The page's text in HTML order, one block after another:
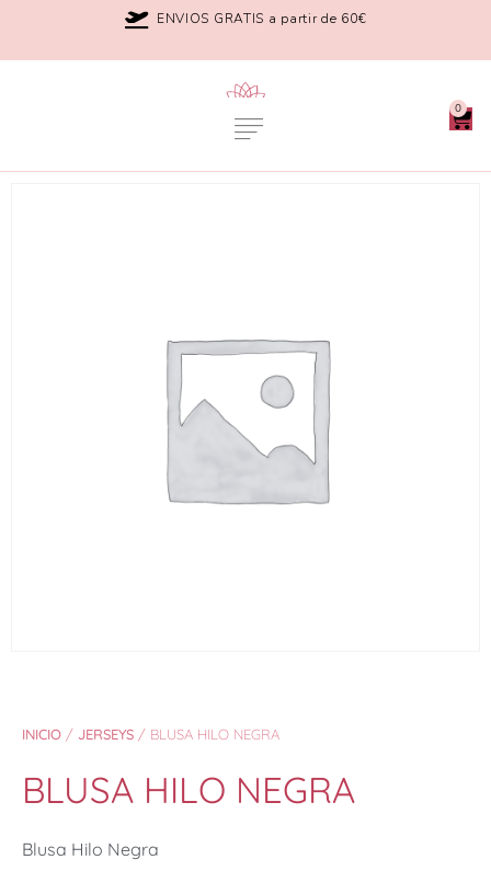
ENVIOS GRATIS a partir de 60€
0
INICIO / JERSEYS / BLUSA HILO NEGRA
BLUSA HILO NEGRA
Blusa Hilo Negra